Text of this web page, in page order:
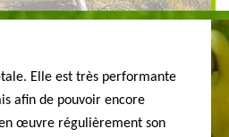
Elle est très performante
afin de pouvoir encore
œuvre régulièrement son